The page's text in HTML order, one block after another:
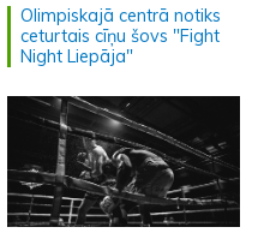
Olimpiskajā centrā notiks
ceturtais cīņu šovs "Fight
Night Liepāja"